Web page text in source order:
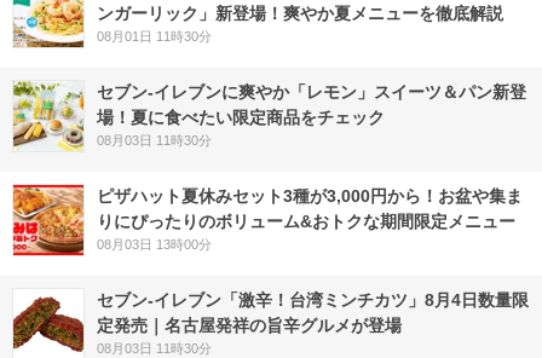
ンガーリック」新登場！爽やか夏メニューを徹底解説
08月01日 11時30分
セブン‐イレブンに爽やか「レモン」スイーツ＆パン新登
場！夏に食べたい限定商品をチェック
08月03日 11時30分
ピザハット夏休みセット3種が3,000円から！お盆や集ま
りにぴったりのボリューム&おトクな期間限定メニュー
08月03日 13時00分
セブン-イレブン「激辛！台湾ミンチカツ」8月4日数量限
定発売｜名古屋発祥の旨辛グルメが登場
08月03日 11時30分